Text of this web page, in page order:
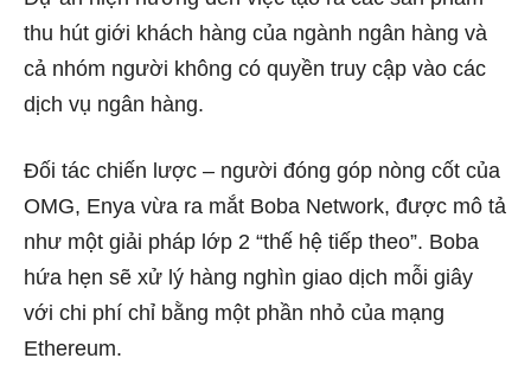
thu hút giới khách hàng của ngành ngân hàng và
cả nhóm người không có quyền truy cập vào các
dịch vụ ngân hàng.
Đối tác chiến lược – người đóng góp nòng cốt của
OMG, Enya vừa ra mắt Boba Network, được mô tả
như một giải pháp lớp 2 “thế hệ tiếp theo”. Boba
hứa hẹn sẽ xử lý hàng nghìn giao dịch mỗi giây
với chi phí chỉ bằng một phần nhỏ của mạng
Ethereum.